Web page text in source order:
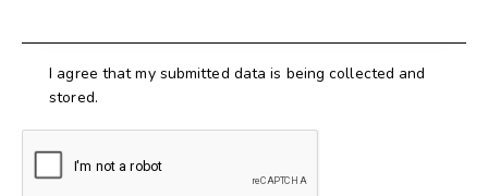
I agree that my submitted data is being collected and
stored.